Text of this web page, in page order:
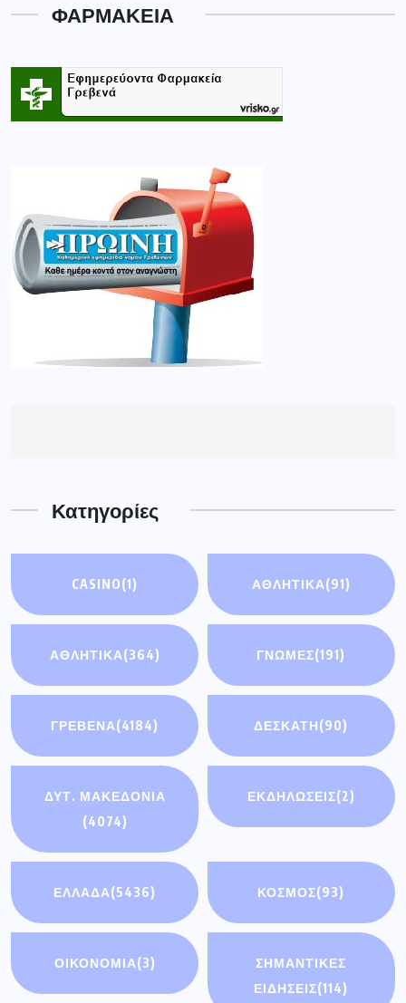
ΦΑΡΜΑΚΕΙΑ
Κατηγορίες
CASINO(1) ΑΘΛΗΤΙΚΆ(91)
ΑΘΛΗΤΙΚΑ(364) ΓΝΩΜΕΣ(191)
ΓΡΕΒΕΝΑ(4184) ΔΕΣΚΑΤΗ(90)
ΔΥΤ. ΜΑΚΕΔΟΝΙΑ
(4074)
ΕΚΔΗΛΩΣΕΙΣ(2)
ΕΛΛΑΔΑ(5436) ΚΟΣΜΟΣ(93)
ΟΙΚΟΝΟΜΊΑ(3)
ΣΗΜΑΝΤΙΚΈΣ
ΕΙΔΉΣΕΙΣ(114)